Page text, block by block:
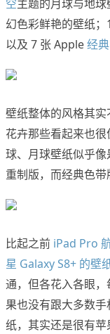
空主题的月球与地
幻色彩鲜艳的壁纸；
以及 7 张 Apple经典
壁纸整体的风格其
花卉那些看起来也
球、月球壁纸似乎
重制版，而经典色
比起之前 iPad Pro
星 Galaxy S8+ 的壁
通，但各花入各眼
果也没有跟大多数
纸，其实还是很有苹